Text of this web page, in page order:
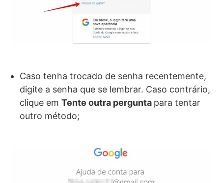
Caso tenha trocado de senha recentemente,
digite a senha que se lembrar. Caso contrário,
clique em Tente outra pergunta para tentar
outro método;